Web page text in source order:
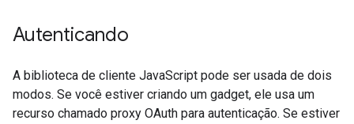
Autenticando
A biblioteca de cliente JavaScript pode ser usada de dois
modos. Se você estiver criando um gadget, ele usa um
recurso chamado proxy OAuth para autenticação. Se estiver